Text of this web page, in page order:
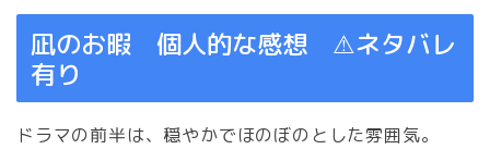
凪のお暇 個人的な感想 ⚠︎ネタバレ
有り
ドラマの前半は、穏やかでほのぼのとした雰囲気。